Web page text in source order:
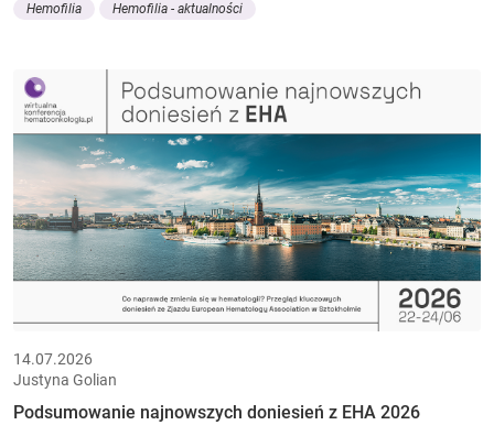
Hemofilia Hemofilia - aktualności
14.07.2026
Justyna Golian
Podsumowanie najnowszych doniesień z EHA 2026